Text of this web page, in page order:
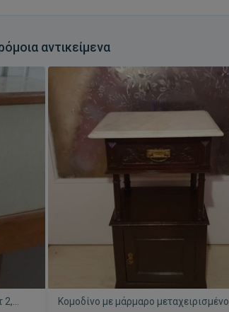
αντικείμενα
2,
Κομοδίνο με μάρμαρο